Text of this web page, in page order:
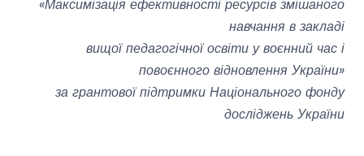
«Максимізація ефективності ресурсів змішаного
навчання в закладі
вищої педагогічної освіти у воєнний час і
повоєнного відновлення України»
за грантової підтримки Національного фонду
досліджень України